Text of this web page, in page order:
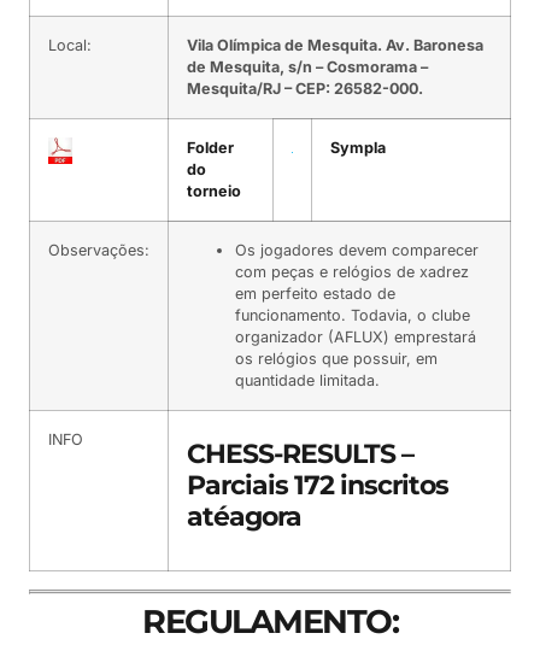
Local:
Vila Olímpica de Mesquita. Av. Baronesa
de Mesquita, s/n – Cosmorama –
Mesquita/RJ – CEP: 26582-000.
Folder
do
torneio
Sympla
Observações:
Os jogadores devem comparecer
com peças e relógios de xadrez
em perfeito estado de
funcionamento. Todavia, o clube
organizador (AFLUX) emprestará
os relógios que possuir, em
quantidade limitada.
INFO CHESS-RESULTS–
Parciais 172 inscritos
atéagora
REGULAMENTO: